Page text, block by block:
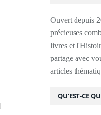
Ouvert depuis
précieuses
livres et
partage avec
articles
QU'EST-CE